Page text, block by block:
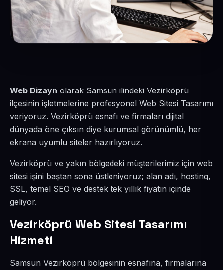
Web Dizayn olarak Samsun ilindeki Vezirköprü
ilçesinin işletmelerine profesyonel Web Sitesi Tasarımı
veriyoruz. Vezirköprü esnafı ve firmaları dijital
dünyada öne çıksın diye kurumsal görünümlü, her
ekrana uyumlu siteler hazırlıyoruz.
Vezirköprü ve yakın bölgedeki müşterilerimiz için web
sitesi işini baştan sona üstleniyoruz; alan adı, hosting,
SSL, temel SEO ve destek tek yıllık fiyatın içinde
geliyor.
Vezirköprü Web Sitesi Tasarımı
Hizmeti
Samsun Vezirköprü bölgesinin esnafına, firmalarına